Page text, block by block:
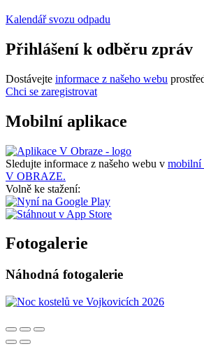
Kalendář svozu odpadu
Přihlášení k odběru zpráv
Dostávejte informace z našeho webu
Chci se zaregistrovat
Mobilní aplikace
Sledujte informace z našeho webu v mobilní
V OBRAZE.
Volně ke stažení:
Fotogalerie
Náhodná fotogalerie